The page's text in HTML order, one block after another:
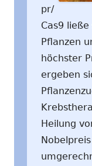
pr/
Cas9
Pflanzen
höchster
ergeben
Heilung